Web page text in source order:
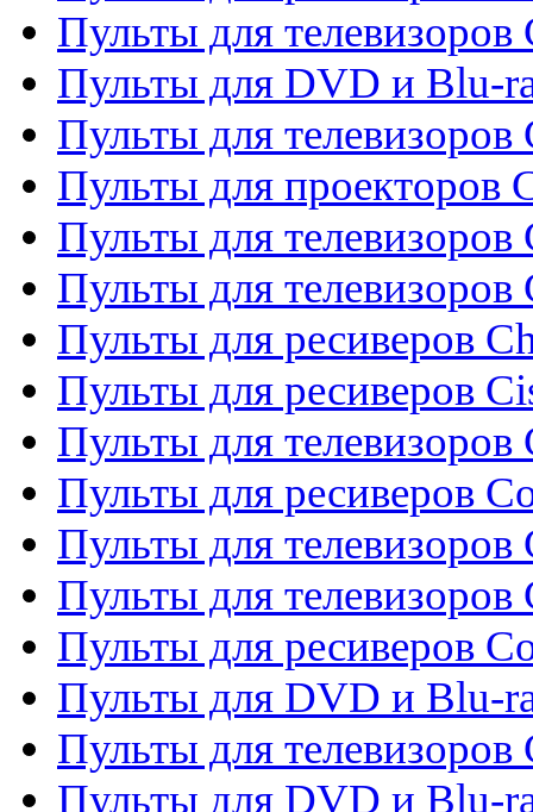
Пульты для телевизоров
Пульты для DVD и Blu-
Пульты для телевизоров
Пульты для проекторов
Пульты для телевизоров
Пульты для телевизоров
Пульты для ресиверов
Пульты для ресиверов
Пульты для телевизоров
Пульты для ресиверов
Пульты для телевизоров
Пульты для телевизоров
Пульты для ресиверов
Пульты для DVD и Blu-
Пульты для телевизоров
Пульты для DVD и Blu-